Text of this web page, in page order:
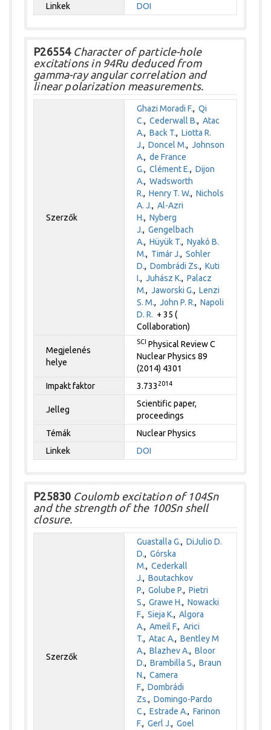
Linkek
DOI
P26554Character of particle-hole
excitations in 94Ru deduced from
gamma-ray angular correlation and
linear polarization measurements.
Szerzők
Ghazi Moradi F.,Qi
C.,Cederwall B.,Atac
A.,Back T.,Liotta R.
J.,Doncel M.,Johnson
A.,de France
G.,Clément E.,Dijon
A.,Wadsworth
R.,Henry T. W.,Nichols
A. J.,Al-Azri
H.,Nyberg
J.,Gengelbach
A.,Hüyük T.,Nyakó B.
M., Timár J.,Sohler
D.,Dombrádi Zs.,Kuti
I.,Juhász K.,Palacz
M.,Jaworski G.,Lenzi
S. M.,John P. R.,Napoli
D. R. + 35 (
Collaboration)
Megjelenés
helye
SCI Physical Review C
Nuclear Physics 89
(2014) 4301
Impakt faktor
3.733 2014
Jelleg
Scientific paper,
proceedings
Témák
Nuclear Physics
Linkek
DOI
P25830 Coulomb excitation of 104Sn
and the strength of the 100Sn shell
closure.
Szerzők
Guastalla G.,DiJulio D.
D.,Górska
M.,Cederkall
J.,Boutachkov
P.,Golube P.,Pietri
S.,Grawe H.,Nowacki
F.,Sieja K.,Algora
A.,Ameil F.,Arici
T.,Atac A.,Bentley M
A.,Blazhev A.,Bloor
D.,Brambilla S.,Braun
N.,Camera
F.,Dombrádi
Zs.,Domingo-Pardo
C.,Estrade A.,Farinon
F.,Gerl J.,Goel